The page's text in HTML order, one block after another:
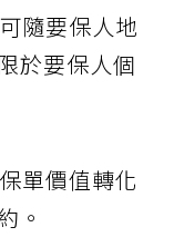
隨要保人地
於要保人個
單價值轉化
。